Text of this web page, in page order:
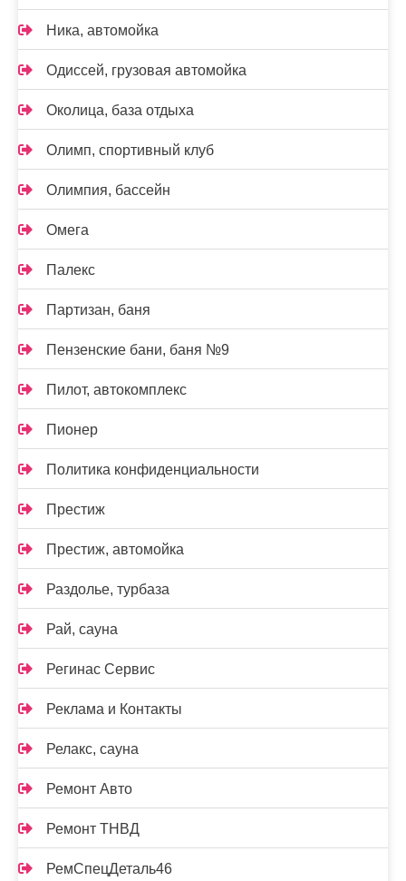
Ника, автомойка
Одиссей, грузовая автомойка
Околица, база отдыха
Олимп, спортивный клуб
Олимпия, бассейн
Омега
Палекс
Партизан, баня
Пензенские бани, баня №9
Пилот, автокомплекс
Пионер
Политика конфиденциальности
Престиж
Престиж, автомойка
Раздолье, турбаза
Рай, сауна
Регинас Сервис
Реклама и Контакты
Релакс, сауна
Ремонт Авто
Ремонт ТНВД
РемСпецДеталь46